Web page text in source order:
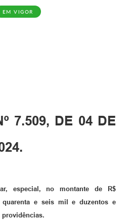
EM VIGOR
7.509, DE 04 DE
especial, no montante de R$
quarenta e seis mil e duzentos e
providências.